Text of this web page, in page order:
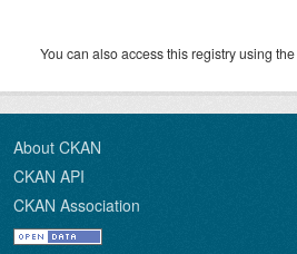
You can also access this registry using the
About CKAN
CKAN API
CKAN Association